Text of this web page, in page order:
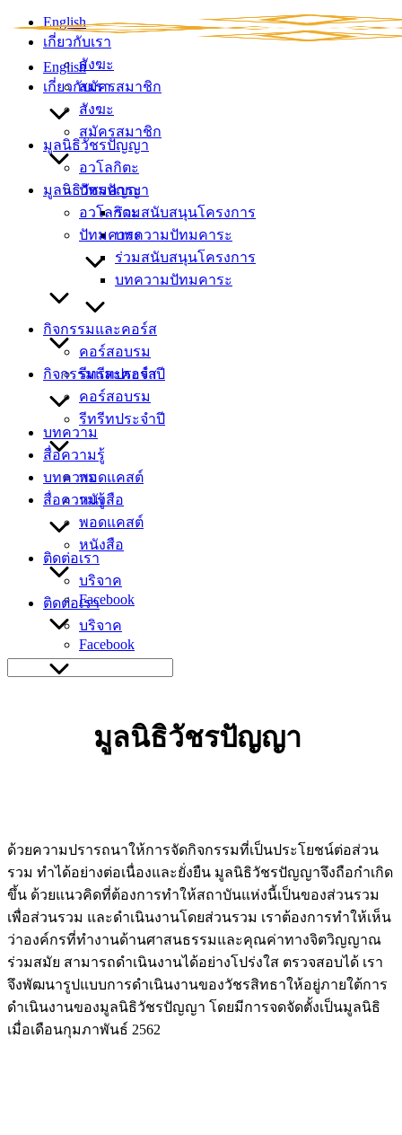
Skip
content
English
เกี่ยวกับเรา
สังฆะ
สมัครสมาชิก
มูลนิธิวัชรปัญญา
อวโลกิตะ
ปัทมคาระ
ร่วมสนับสนุนโครงการ
บทความปัทมคาระ
กิจกรรมและคอร์ส
คอร์สอบรม
รีทรีทประจำปี
บทความ
สื่อความรู้
พอดแคสต์
หนังสือ
ติดต่อเรา
บริจาค
Facebook
English
เกี่ยวกับเรา
สังฆะ
สมัครสมาชิก
มูลนิธิวัชรปัญญา
อวโลกิตะ
ปัทมคาระ
ร่วมสนับสนุนโครงการ
บทความปัทมคาระ
กิจกรรมและคอร์ส
คอร์สอบรม
รีทรีทประจำปี
บทความ
สื่อความรู้
พอดแคสต์
หนังสือ
ติดต่อเรา
บริจาค
Facebook
for:
มูลนิธิวัชรปัญญา
ด้วยความปรารถนาให้การจัดกิจกรรมที่เป็นประโยชน์ต่อส่วน
รวม ทำได้อย่างต่อเนื่องและยั่งยืน มูลนิธิวัชรปัญญาจึงถือกำเกิด
ขึ้น ด้วยแนวคิดที่ต้องการทำให้สถาบันแห่งนี้เป็นของส่วนรวม
เพื่อส่วนรวม และดำเนินงานโดยส่วนรวม เราต้องการทำให้เห็น
ว่าองค์กรที่ทำงานด้านศาสนธรรมและคุณค่าทางจิตวิญญาณ
ร่วมสมัย สามารถดำเนินงานได้อย่างโปร่งใส ตรวจสอบได้ เรา
จึงพัฒนารูปแบบการดำเนินงานของวัชรสิทธาให้อยู่ภายใต้การ
ดำเนินงานของมูลนิธิวัชรปัญญา โดยมีการจดจัดตั้งเป็นมูลนิธิ
เมื่อเดือนกุมภาพันธ์ 2562